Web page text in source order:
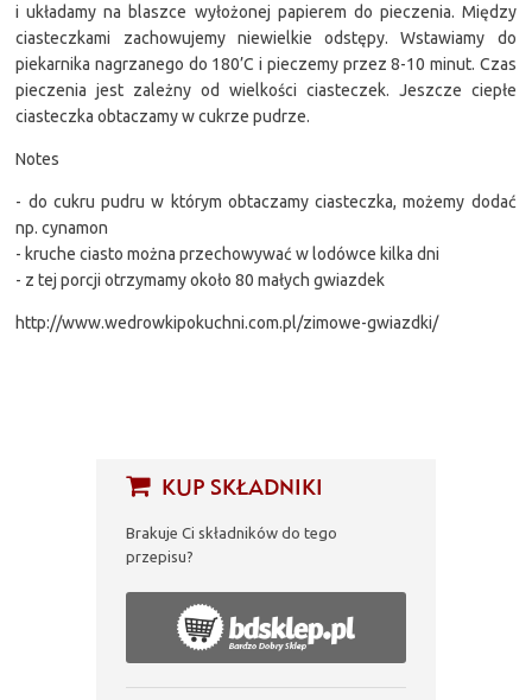
KUP SKŁADNIKI
Brakuje Ci składników do tego
przepisu?
i układamy na blaszce wyłożonej papierem do pieczenia. Między
ciasteczkami zachowujemy niewielkie odstępy. Wstawiamy do
piekarnika nagrzanego do 180’C i pieczemy przez 8-10 minut. Czas
pieczenia jest zależny od wielkości ciasteczek. Jeszcze ciepłe
ciasteczka obtaczamy w cukrze pudrze.
Notes
- do cukru pudru w którym obtaczamy ciasteczka, możemy dodać
np. cynamon
- kruche ciasto można przechowywać w lodówce kilka dni
- z tej porcji otrzymamy około 80 małych gwiazdek
http://www.wedrowkipokuchni.com.pl/zimowe-gwiazdki/